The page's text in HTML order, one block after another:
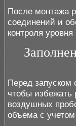
После монтажа
соединений и
контроля
Перед запуском
чтобы избежать
воздушных
объема с